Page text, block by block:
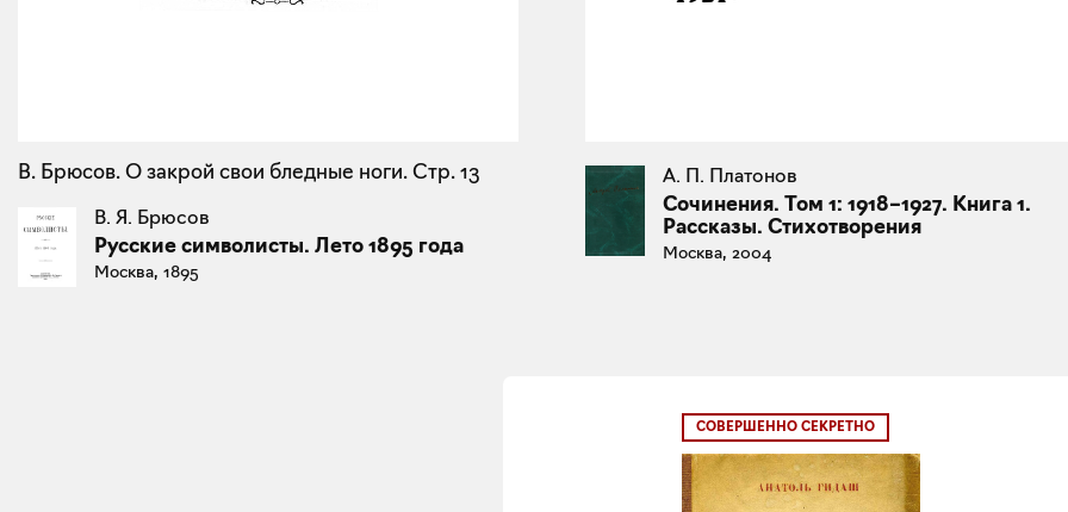
В. Брюсов. О закрой свои бледные ноги. Стр. 13
В. Я. Брюсов
Русские символисты. Лето 1895 года
Москва, 1895
А. П. Платонов
Сочинения. Том 1: 1918–1927. Книга 1.
Рассказы. Стихотворения
Москва, 2004
СОВЕРШЕННО СЕКРЕТНО